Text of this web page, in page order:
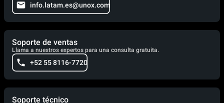
info.latam.es@unox.com
Soporte de ventas
Llama a nuestros expertos para una consulta gratuita.
+52 55 8116-7720
Soporte técnico